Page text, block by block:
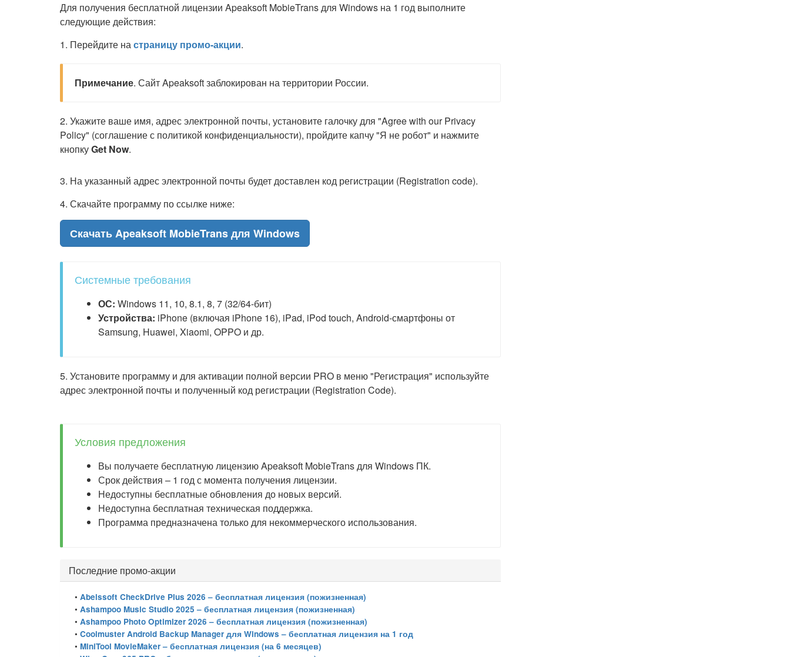
Для получения бесплатной лицензии Apeaksoft MobieTrans для Windows на 1 год выполните
следующие действия:
1. Перейдите настраницу промо-акции.
Примечание. Сайт Apeaksoft заблокирован на территории России.
2. Укажите ваше имя, адрес электронной почты, установите галочку для "Agree with our Privacy
Policy" (соглашение с политикой конфиденциальности), пройдите капчу "Я не робот" и нажмите
кнопкуGet Now.
3. На указанный адрес электронной почты будет доставлен код регистрации (Registration code).
4. Скачайте программу по ссылке ниже:
Скачать Apeaksoft MobieTrans для Windows
Системные требования
ОС: Windows 11, 10, 8.1, 8, 7 (32/64-бит)
Устройства: iPhone (включая iPhone 16), iPad, iPod touch, Android-смартфоны от
Samsung, Huawei, Xiaomi, OPPO и др.
5. Установите программу и для активации полной версии PRO в меню "Регистрация" используйте
адрес электронной почты и полученный код регистрации (Registration Code).
Условия предложения
Вы получаете бесплатную лицензию Apeaksoft MobieTrans для Windows ПК.
Срок действия – 1 год с момента получения лицензии.
Недоступны бесплатные обновления до новых версий.
Недоступна бесплатная техническая поддержка.
Программа предназначена только для некоммерческого использования.
Последние промо-акции
• Abelssoft CheckDrive Plus 2026 – бесплатная лицензия (пожизненная)
• Ashampoo Music Studio 2025 – бесплатная лицензия (пожизненная)
• Ashampoo Photo Optimizer 2026 – бесплатная лицензия (пожизненная)
• Coolmuster Android Backup Manager для Windows – бесплатная лицензия на 1 год
• MiniTool MovieMaker – бесплатная лицензия (на 6 месяцев)